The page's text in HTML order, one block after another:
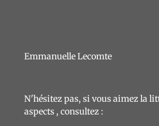
Emmanuelle Lecomte
N'hésitez pas, si vous aimez la
aspects , consultez :